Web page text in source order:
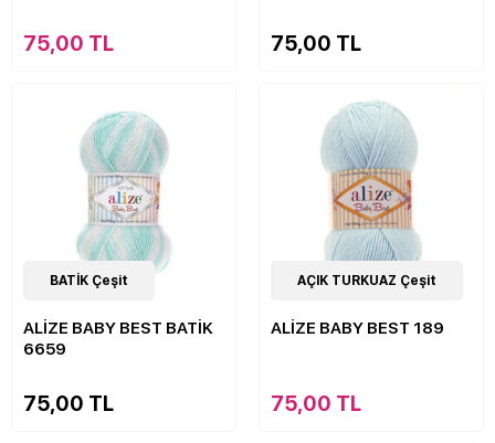
75,00 TL 75,00 TL
22Çeşit
BATİK Çeşit
ALİZE BABY BEST BATİK
6659
75,00 TL
63Çeşit
AÇIK TURKUAZ Çeşit
ALİZE BABY BEST 189
75,00 TL